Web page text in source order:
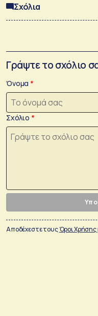
Σχόλια
Γράψτε το σχόλιο
Όνομα
Σχόλιο
Αποδέχεστε τουςΌροι Χρήσης